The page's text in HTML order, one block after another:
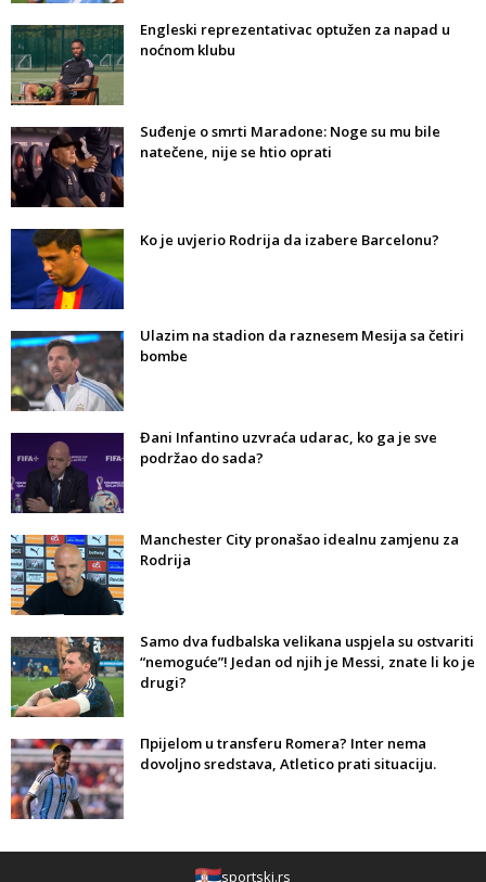
Engleski reprezentativac optužen za napad u
noćnom klubu
Suđenje o smrti Maradone: Noge su mu bile
natečene, nije se htio oprati
Ko je uvjerio Rodrija da izabere Barcelonu?
Ulazim na stadion da raznesem Mesija sa četiri
bombe
Đani Infantino uzvraća udarac, ko ga je sve
podržao do sada?
Manchester City pronašao idealnu zamjenu za
Rodrija
Samo dva fudbalska velikana uspjela su ostvariti
“nemoguće”! Jedan od njih je Messi, znate li ko je
drugi?
Прijelom u transferu Romera? Inter nema
dovoljno sredstava, Atletico prati situaciju.
sportski.rs